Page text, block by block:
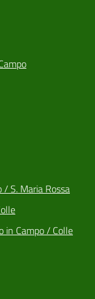
S. Maria Rossa
in Campo / Colle